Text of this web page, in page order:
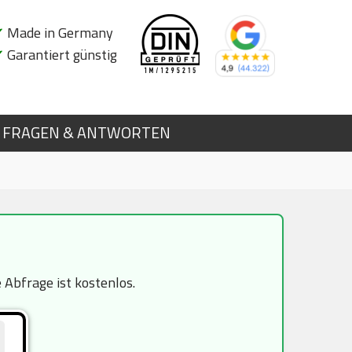
Made in Germany
Garantiert günstig
FRAGEN & ANTWORTEN
Abfrage ist kostenlos.